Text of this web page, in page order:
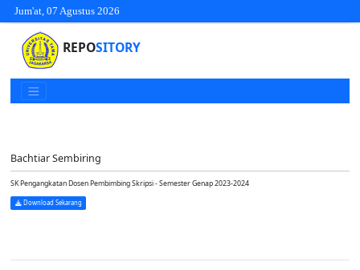
Jum'at, 07 Agustus 2026
REPOSITORY
Bachtiar Sembiring
SK Pengangkatan Dosen Pembimbing Skripsi - Semester Genap 2023-2024
Download Sekarang